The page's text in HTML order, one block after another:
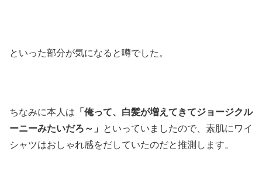
といった部分が気になると噂でした。
ちなみに本人は 「俺って、白髪が増えてきてジョージクル
ーニーみたいだろ～」
といっていましたので、素肌にワイ
シャツはおしゃれ感をだしていたのだと推測します。